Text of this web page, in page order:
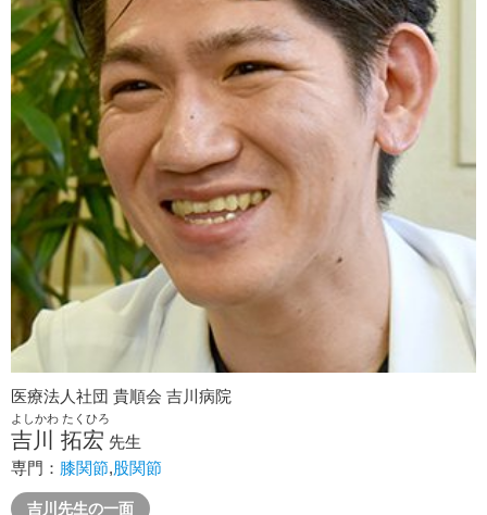
医療法人社団 貴順会 吉川病院
よしかわ たくひろ
吉川 拓宏 先生
専門： 膝関節,股関節
吉川先生の一面